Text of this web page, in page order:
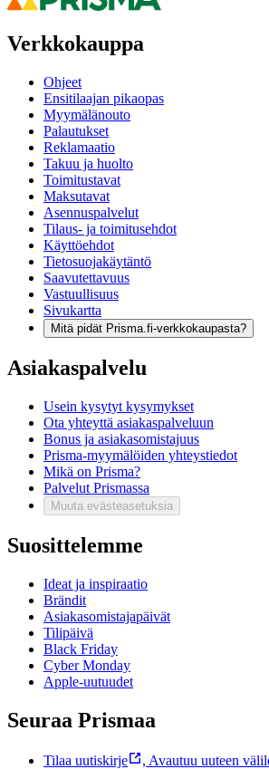
Verkkokauppa
Ohjeet
Ensitilaajan pikaopas
Myymälänouto
Palautukset
Reklamaatio
Takuu ja huolto
Toimitustavat
Maksutavat
Asennuspalvelut
Tilaus- ja toimitusehdot
Käyttöehdot
Tietosuojakäytäntö
Saavutettavuus
Vastuullisuus
Sivukartta
Mitä pidät Prisma.fi-verkkokaupasta?
Asiakaspalvelu
Usein kysytyt kysymykset
Ota yhteyttä asiakaspalveluun
Bonus ja asiakasomistajuus
Prisma-myymälöiden yhteystiedot
Mikä on Prisma?
Palvelut Prismassa
Muuta evästeasetuksia
Suosittelemme
Ideat ja inspiraatio
Brändit
Asiakasomistajapäivät
Tilipäivä
Black Friday
Cyber Monday
Apple-uutuudet
Seuraa Prismaa
Tilaa uutiskirje , Avautuu uuteen